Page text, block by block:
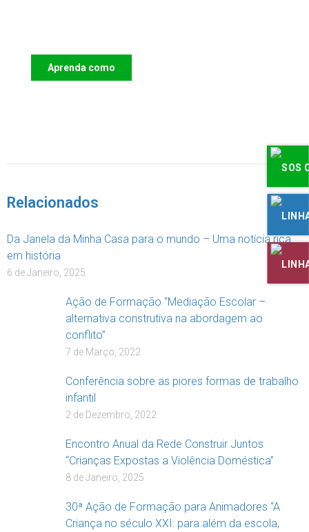
Aprenda como
Relacionados
Da Janela da Minha Casa para o mundo – Uma notícia rica
em história
6 de Janeiro, 2025
Ação de Formação “Mediação Escolar –
alternativa construtiva na abordagem ao
conflito”
7 de Março, 2022
Conferência sobre as piores formas de trabalho
infantil
2 de Dezembro, 2022
Encontro Anual da Rede Construir Juntos
“Crianças Expostas a Violência Doméstica”
8 de Janeiro, 2025
30ª Ação de Formação para Animadores “A
Criança no século XXI: para além da escola,